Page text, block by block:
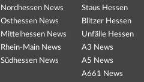
Nordhessen News
Osthessen News
Mittelhessen News
Rhein-Main News
Südhessen News
Staus Hessen
Blitzer Hessen
Unfälle Hessen
A3 News
A5 News
A661 News